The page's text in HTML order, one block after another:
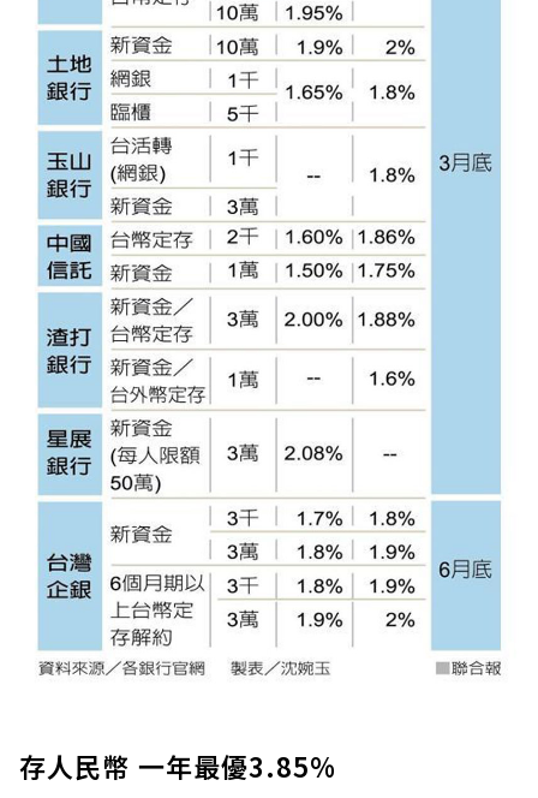
存人民幣 一年最優3.85%